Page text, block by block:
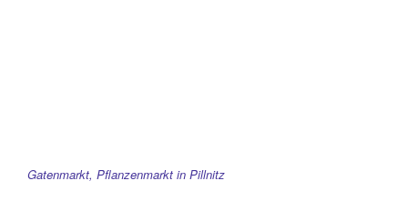
Gatenmarkt, Pflanzenmarkt in Pillnitz